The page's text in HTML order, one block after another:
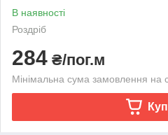
В наявності
Роздріб
284 ₴/пог.м
Мінімальна сума замовлення на